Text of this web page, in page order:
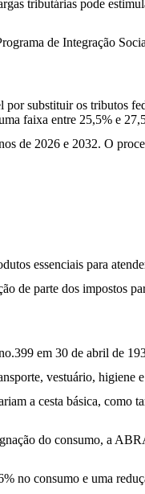
tributárias pode
de Integração
substituir os tributos
faixa entre 25,5% e
de 2026 e 2032. O
essenciais para
de parte dos impostos
em 30 de abril de
vestuário, higiene
a cesta básica, como
do consumo, a
no consumo e uma